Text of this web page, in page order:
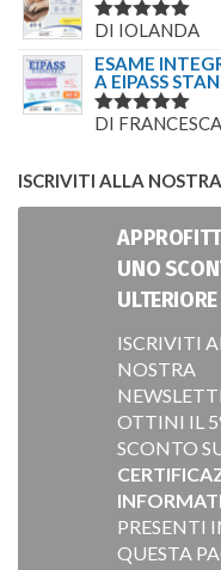
VALUTATO
DI IOLANDA
ESAME
A EIPASS
VALUTATO
DI
ISCRIVITI ALLA
UNO
ULTERIORE
ISCRIVITI
NOSTRA
OTTINI IL
SCONTO
PRESENTI
QUESTA